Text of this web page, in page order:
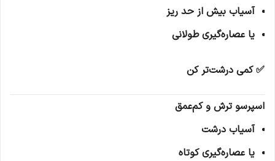
آسیاب بیش از حد ریز
یا عصاره‌گیری طولانی
✅ کمی درشت‌تر کن
اسپرسو ترش و کم‌عمق
آسیاب درشت
یا عصاره‌گیری کوتاه